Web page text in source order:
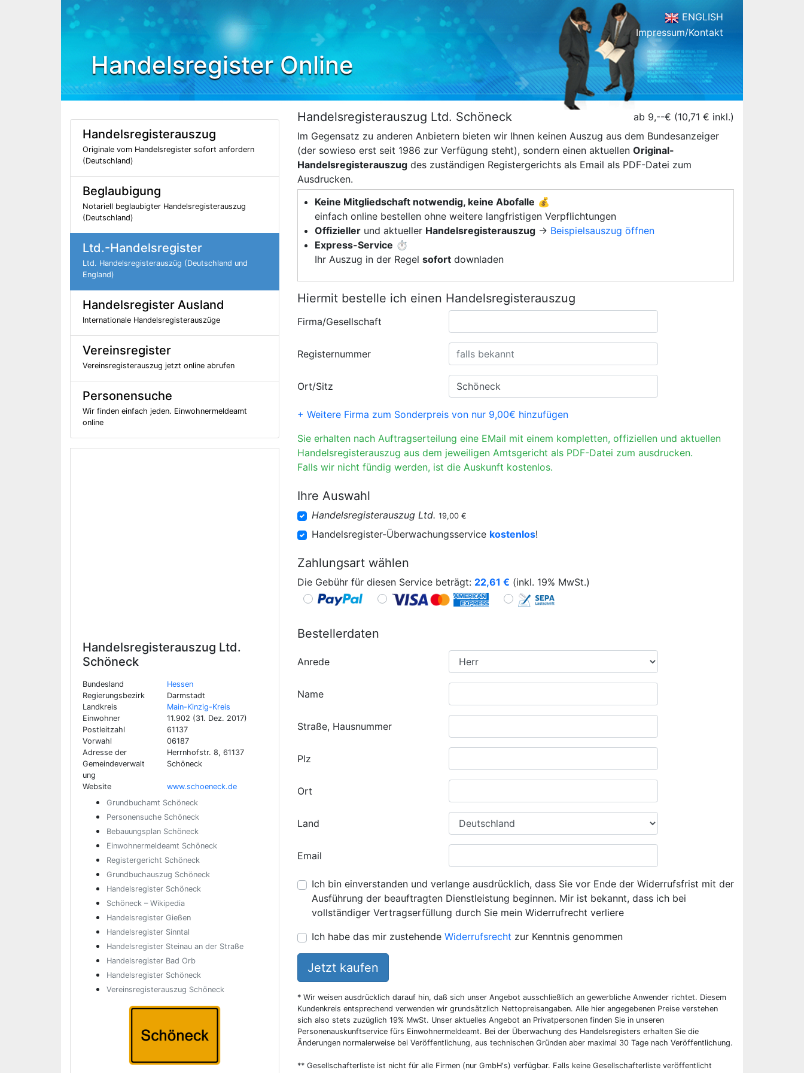
Handelsregister Online
ENGLISH
Impressum/Kontakt
Handelsregisterauszug
Originale vom Handelsregister sofort anfordern
(Deutschland)
Beglaubigung
Notariell beglaubigter Handelsregisterauszug
(Deutschland)
Ltd.-Handelsregister
Ltd. Handelsregisterauszüg (Deutschland und
England)
Handelsregister Ausland
Internationale Handelsregisterauszüge
Vereinsregister
Vereinsregisterauszug jetzt online abrufen
Personensuche
Wir finden einfach jeden. Einwohnermeldeamt
online
Handelsregisterauszug Ltd.
Schöneck
Bundesland
Hessen
Regierungsbezirk
Darmstadt
Landkreis
Main-Kinzig-Kreis
Einwohner
11.902 (31. Dez. 2017)
Postleitzahl
61137
Vorwahl
06187
Adresse der
Gemeindeverwalt
ung
Herrnhofstr. 8, 61137
Schöneck
Website
www.schoeneck.de
Grundbuchamt Schöneck
Personensuche Schöneck
Bebauungsplan Schöneck
Einwohnermeldeamt Schöneck
Registergericht Schöneck
Grundbuchauszug Schöneck
Handelsregister Schöneck
Schöneck – Wikipedia
Handelsregister Gießen
Handelsregister Sinntal
Handelsregister Steinau an der Straße
Handelsregister Bad Orb
Handelsregister Schöneck
Vereinsregisterauszug Schöneck
Handelsregisterauszug Ltd. Schöneck
ab 9,--€ (10,71 € inkl.)
Im Gegensatz zu anderen Anbietern bieten wir Ihnen keinen Auszug aus dem Bundesanzeiger
(der sowieso erst seit 1986 zur Verfügung steht), sondern einen aktuellen Original-
Handelsregisterauszug des zuständigen Registergerichts als Email als PDF-Datei zum
Ausdrucken.
Keine Mitgliedschaft notwendig, keine Abofalle 💰
einfach online bestellen ohne weitere langfristigen Verpflichtungen
Offizieller und aktueller Handelsregisterauszug → Beispielsauszug öffnen
Express-Service ⏱️
Ihr Auszug in der Regel sofort downladen
Hiermit bestelle ich einen Handelsregisterauszug
Firma/Gesellschaft
Registernummer
Ort/Sitz
+ Weitere Firma zum Sonderpreis von nur 9,00€ hinzufügen
Sie erhalten nach Auftragserteilung eine EMail mit einem kompletten, offiziellen und aktuellen
Handelsregisterauszug aus dem jeweiligen Amtsgericht als PDF-Datei zum ausdrucken.
Falls wir nicht fündig werden, ist die Auskunft kostenlos.
Ihre Auswahl
Handelsregisterauszug Ltd. 19,00 €
Handelsregister-Überwachungsservice kostenlos!
Zahlungsart wählen
Die Gebühr für diesen Service beträgt: 22,61 € (inkl. 19% MwSt.)
Bestellerdaten
Anrede
Name
Straße, Hausnummer
Plz
Ort
Land
Email
Ich bin einverstanden und verlange ausdrücklich, dass Sie vor Ende der Widerrufsfrist mit der
Ausführung der beauftragten Dienstleistung beginnen. Mir ist bekannt, dass ich bei
vollständiger Vertragserfüllung durch Sie mein Widerrufrecht verliere
Ich habe das mir zustehende Widerrufsrecht zur Kenntnis genommen
Jetzt kaufen
* Wir weisen ausdrücklich darauf hin, daß sich unser Angebot ausschließlich an gewerbliche Anwender richtet. Diesem
Kundenkreis entsprechend verwenden wir grundsätzlich Nettopreisangaben. Alle hier angegebenen Preise verstehen
sich also stets zuzüglich 19% MwSt. Unser aktuelles Angebot an Privatpersonen finden Sie in unseren
Personenauskunftservice fürs Einwohnermeldeamt. Bei der Überwachung des Handelsregisters erhalten Sie die
Änderungen normalerweise bei Veröffentlichung, aus technischen Gründen aber maximal 30 Tage nach Veröffentlichung.
** Gesellschafterliste ist nicht für alle Firmen (nur GmbH's) verfügbar. Falls keine Gesellschafterliste veröffentlicht